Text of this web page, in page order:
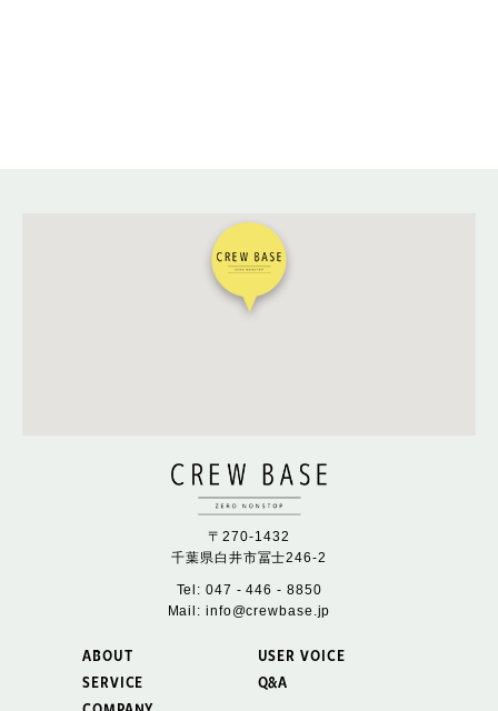
〒270-1432
千葉県白井市冨士246-2
Tel: 047 - 446 - 8850
Mail: info@crewbase.jp
ABOUT
SERVICE
USER VOICE
Q&A